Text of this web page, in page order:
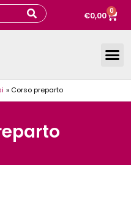
€0,00 0
Corso preparto